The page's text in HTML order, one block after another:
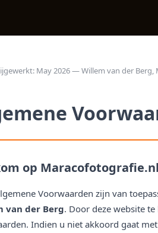
May 2026 — Willem van der
op Maracofotografie.nl
Voorwaarden zijn van
van der Berg. Door deze website
Indien u niet akkoord gaat